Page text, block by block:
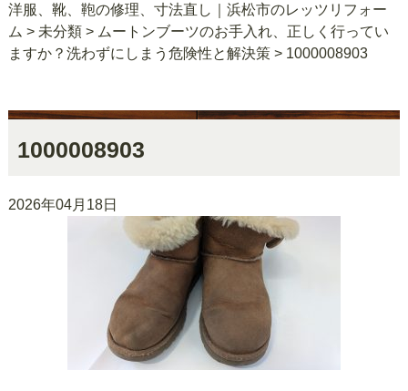
洋服、靴、鞄の修理、寸法直し｜浜松市のレッツリフォー
ム > 未分類> ムートンブーツのお手入れ、正しく行ってい
ますか？洗わずにしまう危険性と解決策> 1000008903
1000008903
2026年04月18日